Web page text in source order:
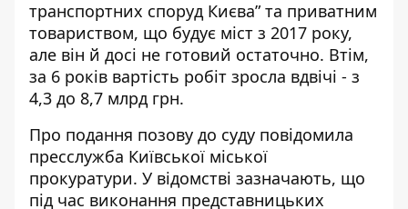
транспортних споруд Києва” та приватним
товариством, що будує міст з 2017 року,
але він й досі не готовий остаточно. Втім,
за 6 років вартість робіт зросла вдвічі - з
4,3 до 8,7 млрд грн.
Про подання позову до суду повідомила
пресслужба Київської міської
прокуратури. У відомстві зазначають, що
під час виконання представницьких